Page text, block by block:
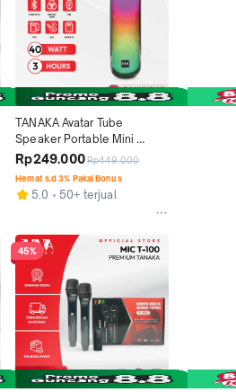
TANAKA Avatar Tube
Speaker Portable Mini
Bluetooth Travel-friendly
Wireless Garansi Resmi 1
Tahun
Rp249.000Rp449.000
Hemat s.d 3% Pakai Bonus
5.0 50+ terjual
45%